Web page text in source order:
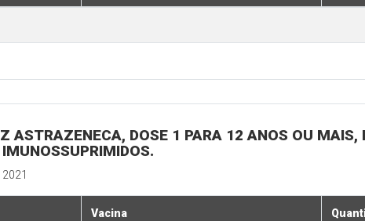
ASTRAZENECA, DOSE 1 PARA 12 ANOS OU MAIS,
Vacina